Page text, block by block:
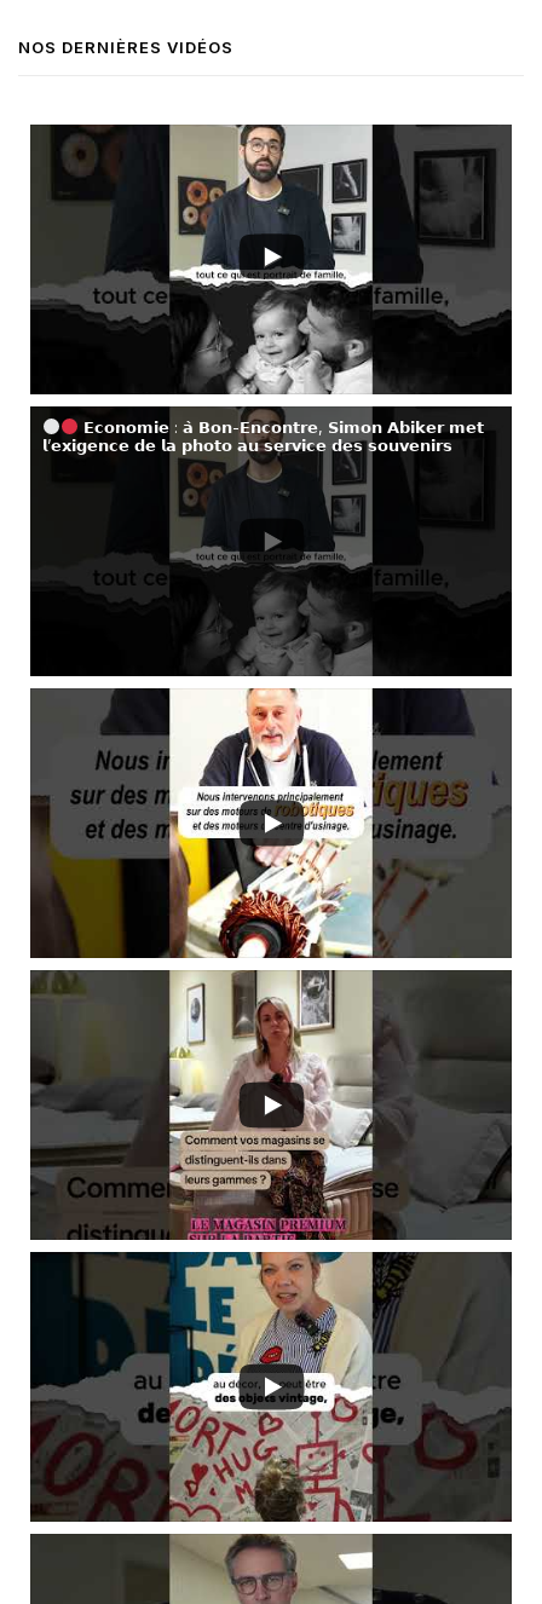
NOS DERNIÈRES VIDÉOS
𝗘𝗰𝗼𝗻𝗼𝗺𝗶𝗲 : 𝗮̀ 𝗕𝗼𝗻-𝗘𝗻𝗰𝗼𝗻𝘁𝗿𝗲, 𝗦𝗶𝗺𝗼𝗻 𝗔𝗯𝗶𝗸𝗲𝗿 𝗺𝗲𝘁
𝗹’𝗲𝘅𝗶𝗴𝗲𝗻𝗰𝗲 𝗱𝗲 𝗹𝗮 𝗽𝗵𝗼𝘁𝗼 𝗮𝘂 𝘀𝗲𝗿𝘃𝗶𝗰𝗲 𝗱𝗲𝘀 𝘀𝗼𝘂𝘃𝗲𝗻𝗶𝗿𝘀